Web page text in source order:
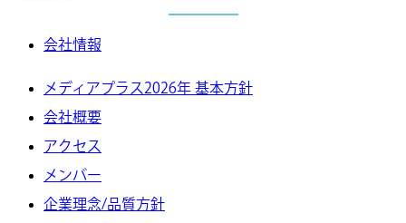
会社情報
メディアプラス2026年 基本方針
会社概要
アクセス
メンバー
企業理念/品質方針